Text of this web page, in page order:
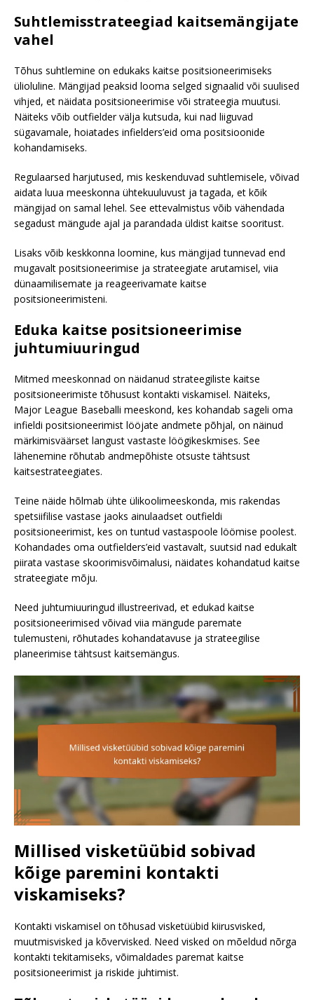
Suhtlemisstrateegiad kaitsemängijate
vahel
Tõhus suhtlemine on edukaks kaitse positsioneerimiseks
ülioluline. Mängijad peaksid looma selged signaalid või suulised
vihjed, et näidata positsioneerimise või strateegia muutusi.
Näiteks võib outfielder välja kutsuda, kui nad liiguvad
sügavamale, hoiatades infielders’eid oma positsioonide
kohandamiseks.
Regulaarsed harjutused, mis keskenduvad suhtlemisele, võivad
aidata luua meeskonna ühtekuuluvust ja tagada, et kõik
mängijad on samal lehel. See ettevalmistus võib vähendada
segadust mängude ajal ja parandada üldist kaitse sooritust.
Lisaks võib keskkonna loomine, kus mängijad tunnevad end
mugavalt positsioneerimise ja strateegiate arutamisel, viia
dünaamilisemate ja reageerivamate kaitse
positsioneerimisteni.
Eduka kaitse positsioneerimise
juhtumiuuringud
Mitmed meeskonnad on näidanud strateegiliste kaitse
positsioneerimiste tõhusust kontakti viskamisel. Näiteks,
Major League Baseballi meeskond, kes kohandab sageli oma
infieldi positsioneerimist lööjate andmete põhjal, on näinud
märkimisväärset langust vastaste löögikeskmises. See
lähenemine rõhutab andmepõhiste otsuste tähtsust
kaitsestrateegiates.
Teine näide hõlmab ühte ülikoolimeeskonda, mis rakendas
spetsiifilise vastase jaoks ainulaadset outfieldi
positsioneerimist, kes on tuntud vastaspoole löömise poolest.
Kohandades oma outfielders’eid vastavalt, suutsid nad edukalt
piirata vastase skoorimisvõimalusi, näidates kohandatud kaitse
strateegiate mõju.
Need juhtumiuuringud illustreerivad, et edukad kaitse
positsioneerimised võivad viia mängude paremate
tulemusteni, rõhutades kohandatavuse ja strateegilise
planeerimise tähtsust kaitsemängus.
Millised visketüübid sobivad
kõige paremini kontakti
viskamiseks?
Kontakti viskamisel on tõhusad visketüübid kiirusvisked,
muutmisvisked ja kõvervisked. Need visked on mõeldud nõrga
kontakti tekitamiseks, võimaldades paremat kaitse
positsioneerimist ja riskide juhtimist.